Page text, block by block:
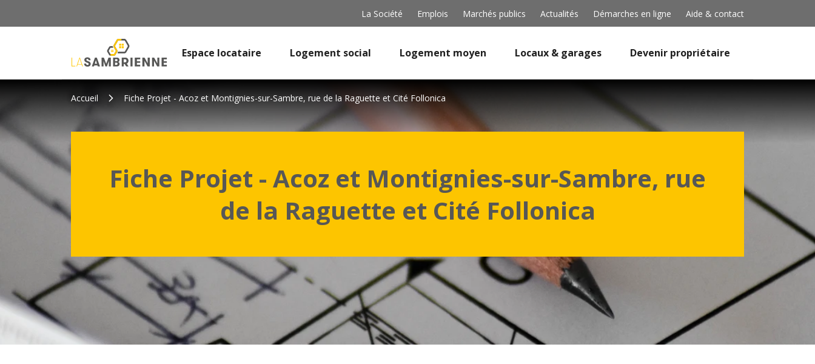
La Société Emplois Marchés publics Actualités Démarches en ligne Aide & contact
Espace locataire Logement social Logement moyen Locaux & garages Devenir propriétaire
Accueil Fiche Projet - Acoz et Montignies-sur-Sambre, rue de la Raguette et Cité Follonica
Fiche Projet - Acoz et Montignies-sur-Sambre, rue
de la Raguette et Cité Follonica